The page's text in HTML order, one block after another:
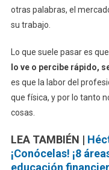
otras palabras, el
su trabajo.
Lo que suele pasar es que
lo ve o percibe rápido,
es que la labor del
que física, y por lo tanto
cosas.
LEA TAMBIÉN |
¡Conócelas! ¡8
educación